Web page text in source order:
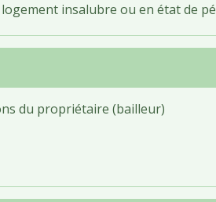
insalubre ou en état de
du propriétaire (bailleur)